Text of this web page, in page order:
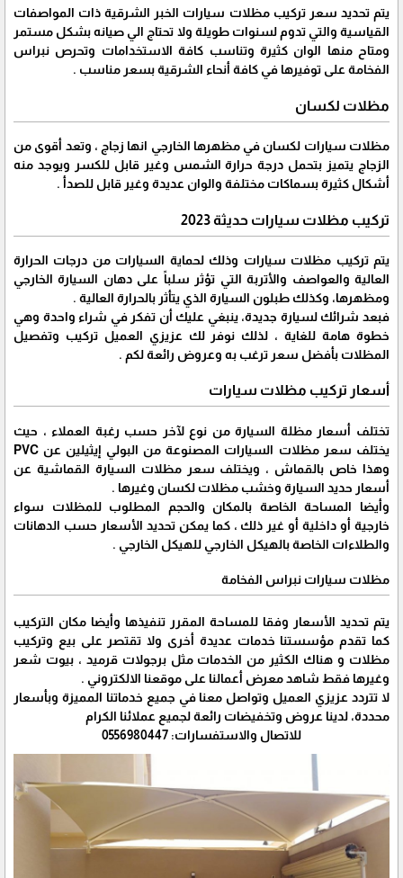
يتم تحديد سعر تركيب مظلات سيارات الخبر الشرقية ذات المواصفات
القياسية والتي تدوم لسنوات طويلة ولا تحتاج الي صيانه بشكل مستمر
ومتاح منها الوان كثيرة وتناسب كافة الاستخدامات وتحرص نبراس
الفخامة على توفيرها في كافة أنحاء الشرقية بسعر مناسب .
مظلات لكسان
مظلات سيارات لكسان في مظهرها الخارجي انها زجاج ، وتعد أقوى من
الزجاج يتميز بتحمل درجة حرارة الشمس وغير قابل للكسر ويوجد منه
أشكال كثيرة بسماكات مختلفة والوان عديدة وغير قابل للصدأ .
تركيب مظلات سيارات حديثة 2023
يتم تركيب مظلات سيارات وذلك لحماية السيارات من درجات الحرارة
العالية والعواصف والأتربة التي تؤثر سلباً على دهان السيارة الخارجي
ومظهرها، وكذلك طبلون السيارة الذي يتأثر بالحرارة العالية .
فبعد شرائك لسيارة جديدة، ينبغي عليك أن تفكر في شراء واحدة وهي
خطوة هامة للغاية ، لذلك نوفر لك عزيزي العميل تركيب وتفصيل
المظلات بأفضل سعر ترغب به وعروض رائعة لكم .
أسعار تركيب مظلات سيارات
تختلف أسعار مظلة السيارة من نوع لآخر حسب رغبة العملاء ، حيث
يختلف سعر مظلات السيارات المصنوعة من البولي إيثيلين عن PVC
وهذا خاص بالقماش ، ويختلف سعر مظلات السيارة القماشية عن
أسعار حديد السيارة وخشب مظلات لكسان وغيرها .
وأيضا المساحة الخاصة بالمكان والحجم المطلوب للمظلات سواء
خارجية أو داخلية أو غير ذلك ، كما يمكن تحديد الأسعار حسب الدهانات
والطلاءات الخاصة بالهيكل الخارجي للهيكل الخارجي .
مظلات سيارات نبراس الفخامة
يتم تحديد الأسعار وفقا للمساحة المقرر تنفيذها وأيضا مكان التركيب
كما تقدم مؤسستنا خدمات عديدة أخرى ولا تقتصر على بيع وتركيب
مظلات و هناك الكثير من الخدمات مثل برجولات قرميد ، بيوت شعر
وغيرها فقط شاهد معرض أعمالنا على موقعنا الالكتروني .
لا تتردد عزيزي العميل وتواصل معنا في جميع خدماتنا المميزة وبأسعار
محددة، لدينا عروض وتخفيضات رائعة لجميع عملائنا الكرام
للاتصال والاستفسارات: 0556980447